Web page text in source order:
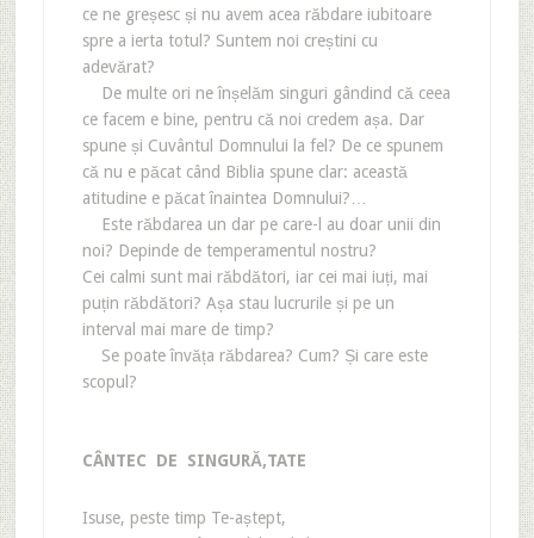
ce ne greșesc și nu avem acea răbdare iubitoare
spre a ierta totul? Suntem noi creștini cu
adevărat?
De multe ori ne înșelăm singuri gândind că ceea
ce facem e bine, pentru că noi credem așa. Dar
spune și Cuvântul Domnului la fel? De ce spunem
că nu e păcat când Biblia spune clar: această
atitudine e păcat înaintea Domnului?…
Este răbdarea un dar pe care-l au doar unii din
noi? Depinde de temperamentul nostru?
Cei calmi sunt mai răbdători, iar cei mai iuți, mai
puțin răbdători? Așa stau lucrurile și pe un
interval mai mare de timp?
Se poate învăța răbdarea? Cum? Și care este
scopul?
CÂNTEC DE SINGURĂ‚TATE
Isuse, peste timp Te-aștept,